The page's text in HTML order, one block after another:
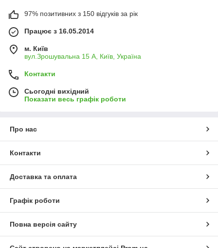
97% позитивних з 150 відгуків за рік
Працює з 16.05.2014
м. Київ
вул.Зрошувальна 15 А, Київ, Україна
Контакти
Сьогодні вихідний
Показати весь графік роботи
Про нас
Контакти
Доставка та оплата
Графік роботи
Повна версія сайту